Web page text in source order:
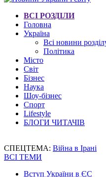
ВСІ РОЗДІЛИ
Головна
Україна
Всі новини
Політика
Місто
Світ
Бізнес
Наука
Шоу-бізнес
Спорт
Lifestyle
БЛОГИ ЧИТАЧІВ
СПЕЦТЕМА: Війна в Ірані
ВСІ ТЕМИ
Вступ України в ЄС